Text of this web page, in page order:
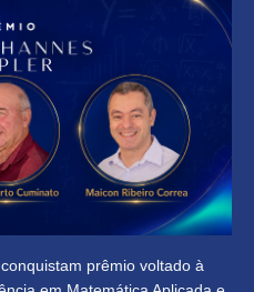
prêmio voltado à